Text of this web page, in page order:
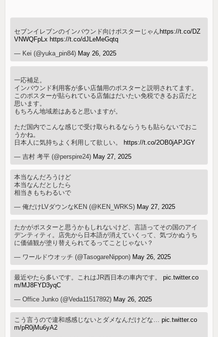
セブンイレブンのインバウンド向けポスターじゃんhttps://t.co/DZ
VNWQFpLx https://t.co/dJLeMeGqtq
— Kei (@yuka_pin84) May 26, 2025
一応補足。
インバウンド利用客が多い店舗用のポスターと説明されてます。
このポスターが貼られている店舗はだいたい免税できるお店だと
思います。
もちろん地域差はあると思いますが。
ただ国内でこんな感じで受け取られるならうちも貼らないでおこ
うかね。
日本人に気持ちよく利用して欲しい。 https://t.co/2OB0jAPJGY
— 吉村 考平 (@perspire24) May 27, 2025
本当なんだろうけど
本当なんだとしたら
相当きもちわるいで
— 俺だけLVダウンなKEN (@KEN_WRKS) May 27, 2025
たかがポスターと思うかもしれないけど、言語ってその国のアイ
デンティティ。店先から日本語が消えていくって、気づかぬうち
に価値観が塗り替えられてるってことじゃない？
— ワールドウオッチ (@TasogareNippon) May 26, 2025
最近やたら多いです。これはJR西日本の車内です。pic.twitter.co
m/MJ8FYD3yqC
— Office Junko (@Veda11517892) May 26, 2025
こう言うので違和感感じないとダメなんだけどな…pic.twitter.co
m/pR0jMu6yA2